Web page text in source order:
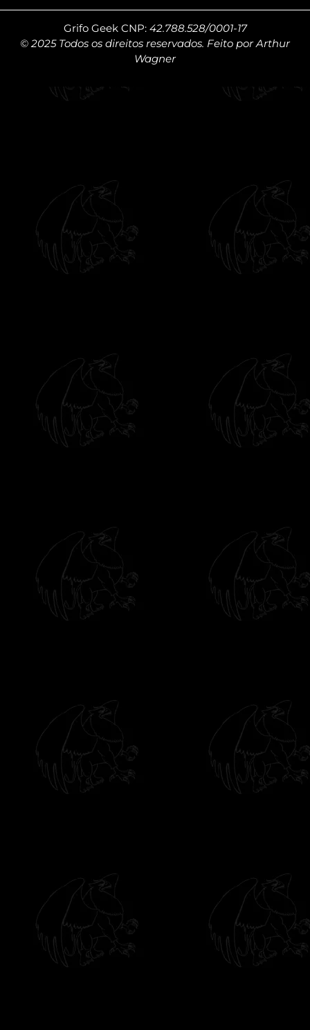
Grifo Geek CNP: 42.788.528/0001-17
© 2025 Todos os direitos reservados. Feito por Arthur
Wagner